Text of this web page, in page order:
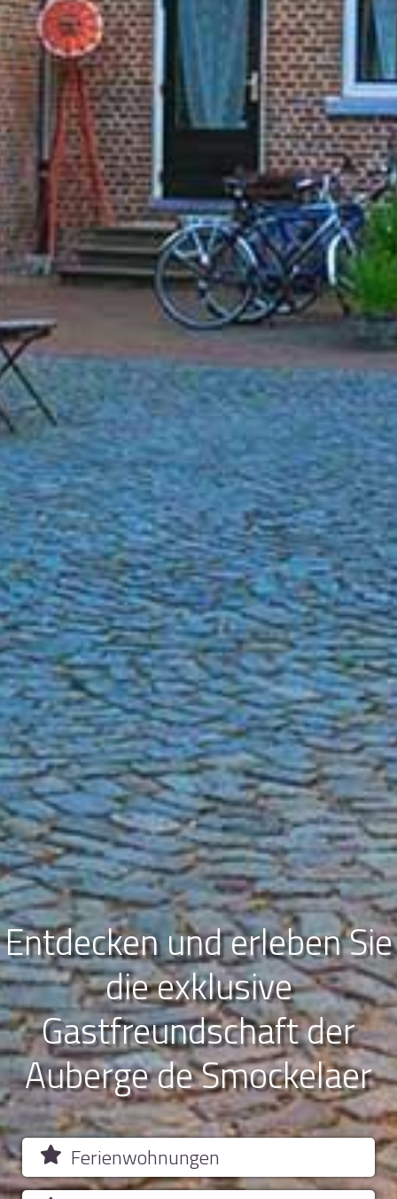
Entdecken und erleben Sie
die exklusive
Gastfreundschaft der
Auberge de Smockelaer
Ferienwohnungen